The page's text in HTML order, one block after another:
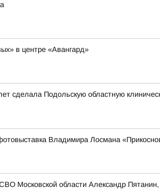
в центре «Авангард»
сделала Подольскую областную
Владимира Лосмана
Московской области Александр